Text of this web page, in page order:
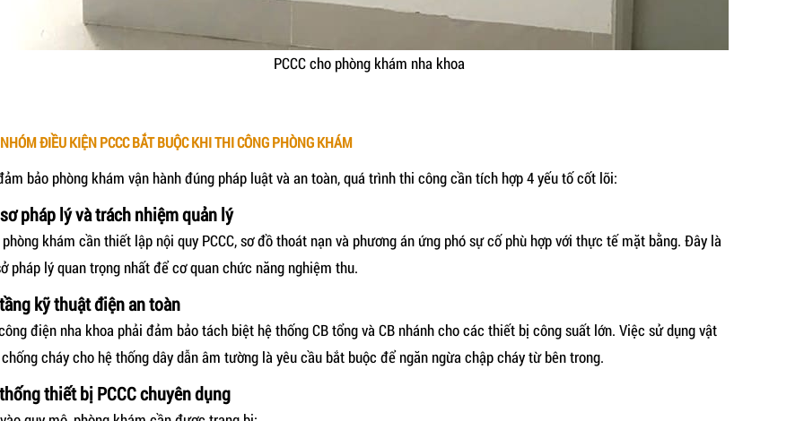
PCCC cho phòng khám nha khoa
ĐIỀU KIỆN PCCC BẮT BUỘC KHI THI CÔNG PHÒNG KHÁM
bảo phòng khám vận hành đúng pháp luật và an toàn, quá trình thi công cần tích hợp 4 yếu tố cốt lõi:
pháp lý và trách nhiệm quản lý
phòng khám cần thiết lập nội quy PCCC, sơ đồ thoát nạn và phương án ứng phó sự cố phù hợp với thực tế mặt bằng. Đây là
pháp lý quan trọng nhất để cơ quan chức năng nghiệm thu.
kỹ thuật điện an toàn
điện nha khoa phải đảm bảo tách biệt hệ thống CB tổng và CB nhánh cho các thiết bị công suất lớn. Việc sử dụng vật
cháy cho hệ thống dây dẫn âm tường là yêu cầu bắt buộc để ngăn ngừa chập cháy từ bên trong.
thiết bị PCCC chuyên dụng